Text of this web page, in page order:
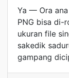
Ya — Ora
PNG bisa di-
ukuran file
sakedik
gampang